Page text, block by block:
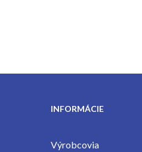
INFORMÁCIE
Výrobcovia